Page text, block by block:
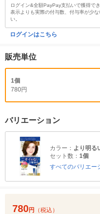
ログイン&全額PayPay支払いで獲得で
表示よりも実際の付与数、付与率が少
い。
ログインはこちら
販売単位
1個
780円
バリエーション
カラー： より明る
セット数： 1個
すべてのバリエー
780円 （税込）